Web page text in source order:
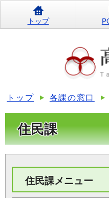
トップ
トップ 各課の窓口
住民課
住民課メニュー